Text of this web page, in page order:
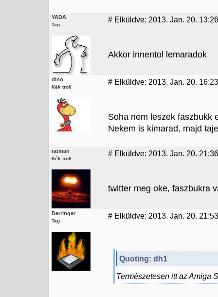
YADA
Tag
# Elküldve: 2013. Jan. 20. 13:26
Akkor innentol lemaradok
dino
Kék troll
# Elküldve: 2013. Jan. 20. 16:23
Soha nem leszek faszbukk
Nekem is kimarad, majd
ratman
Kék troll
# Elküldve: 2013. Jan. 20. 21:36
twitter meg oke, faszbukra
Derringer
Tag
# Elküldve: 2013. Jan. 20. 21:53
Quoting: dh1
Természetesen itt az Amiga